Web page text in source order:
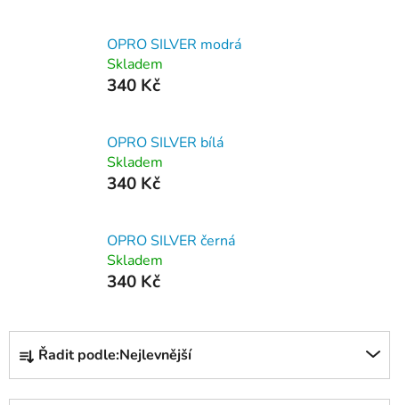
OPRO SILVER modrá
Skladem
340 Kč
OPRO SILVER bílá
Skladem
340 Kč
OPRO SILVER černá
Skladem
340 Kč
Ř
z
Řadit podle:Nejlevnější